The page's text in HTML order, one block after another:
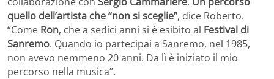
quello dell’artista che “non si sceglie”, dice Roberto.
“Come Ron, che a sedici anni si è esibito al Festival di
Sanremo. Quando io partecipai a Sanremo, nel 1985,
non avevo nemmeno 20 anni. Da lì è iniziato il mio
percorso nella musica”.